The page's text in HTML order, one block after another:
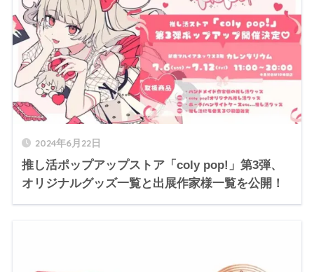
2024年6月22日
推し活ポップアップストア「coly pop!」第3弾、
オリジナルグッズ一覧と出展作家様一覧を公開！